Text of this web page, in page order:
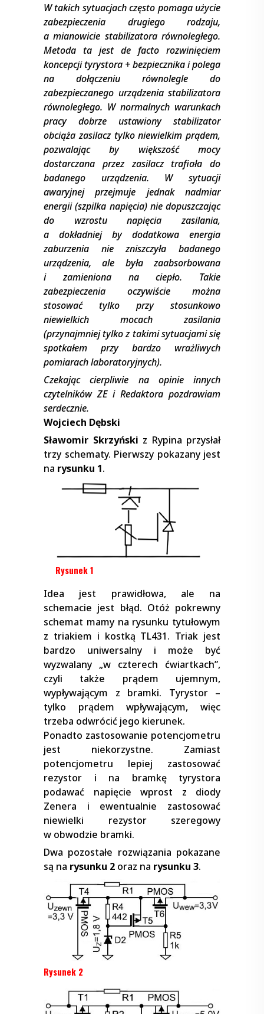
W takich sytuacjach często pomaga użycie
zabezpieczenia drugiego rodzaju,
a mianowicie stabilizatora równoległego.
Metoda ta jest de facto rozwinięciem
koncepcji tyrystora + bezpiecznika i polega
na dołączeniu równolegle do
zabezpieczanego urządzenia stabilizatora
równoległego. W normalnych warunkach
pracy dobrze ustawiony stabilizator
obciąża zasilacz tylko niewielkim prądem,
pozwalając by większość mocy
dostarczana przez zasilacz trafiała do
badanego urządzenia. W sytuacji
awaryjnej przejmuje jednak nadmiar
energii (szpilka napięcia) nie dopuszczając
do wzrostu napięcia zasilania,
a dokładniej by dodatkowa energia
zaburzenia nie zniszczyła badanego
urządzenia, ale była zaabsorbowana
i zamieniona na ciepło. Takie
zabezpieczenia oczywiście można
stosować tylko przy stosunkowo
niewielkich mocach zasilania
(przynajmniej tylko z takimi sytuacjami się
spotkałem przy bardzo wrażliwych
pomiarach laboratoryjnych).
Czekając cierpliwie na opinie innych
czytelników ZE i Redaktora pozdrawiam
serdecznie.
Wojciech Dębski
Sławomir Skrzyński z Rypina przysłał
trzy schematy. Pierwszy pokazany jest
na rysunku 1.
Rysunek 1
Idea jest prawidłowa, ale na
schemacie jest błąd. Otóż pokrewny
schemat mamy na rysunku tytułowym
z triakiem i kostką TL431. Triak jest
bardzo uniwersalny i może być
wyzwalany „w czterech ćwiartkach”,
czyli także prądem ujemnym,
wypływającym z bramki. Tyrystor –
tylko prądem wpływającym, więc
trzeba odwrócić jego kierunek.
Ponadto zastosowanie potencjometru
jest niekorzystne. Zamiast
potencjometru lepiej zastosować
rezystor i na bramkę tyrystora
podawać napięcie wprost z diody
Zenera i ewentualnie zastosować
niewielki rezystor szeregowy
w obwodzie bramki.
Dwa pozostałe rozwiązania pokazane
są na rysunku 2 oraz na rysunku 3.
Rysunek 2